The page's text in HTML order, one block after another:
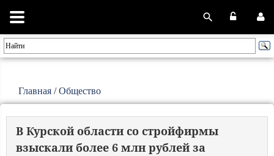
Главная /Общество
В Курской области со стройфирмы
взыскали более 6 млн рублей за